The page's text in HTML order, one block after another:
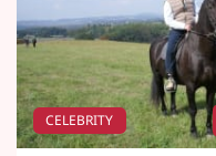
CELEBRITY